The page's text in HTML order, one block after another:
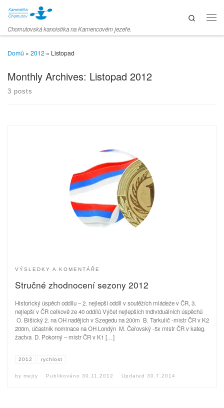
Skip to content
Chomutovská kanoistika na Kamencovém jezeře.
Search
Domů » 2012 » Listopad
Monthly Archives: Listopad 2012
3 posts
VÝSLEDKY A KOMENTÁŘE
Stručné zhodnocení sezony 2012
Historický úspěch oddílu – 2. nejlepší oddíl v soutěžích mládeže v ČR, 3.
nejlepší v ČR celkově ze 40 oddílů Výčet nejlepších individuálních úspěchů
O. Bišický 2. na OH nadějích v Szegedu na 200m B. Tarkulič -mistr ČR v K2
200m, účastník nominace na OH Londýn M. Čeřovský -5x mistr ČR v kateg.
žactva D. Pokorný – mistr ČR v K1 […]
2012 rychlost
by mejty Publikováno 30.11.2012 Updated 30.7.2014